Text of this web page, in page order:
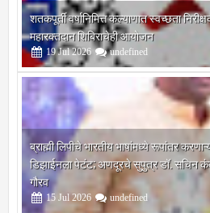
शतकपूर्ती वर्षानिमित्त कल्याणात स्वच्छता
महारक्तदान शिबिराचेही आयोजन
19 Jul 2026 undefined
ब्राह्मी लिपीचे भारतीय भाषांमध्ये रूपांतर
डिझाईनला पेटंट; अणदूरचे सुपुत्र डॉ. सचिन
गौरव